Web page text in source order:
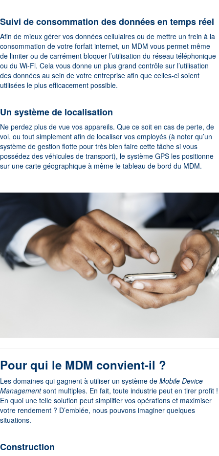
Suivi de consommation des données en temps réel
Afin de mieux gérer vos données cellulaires ou de mettre un frein à la
consommation de votre forfait internet, un MDM vous permet même
de limiter ou de carrément bloquer l’utilisation du réseau téléphonique
ou du Wi-Fi. Cela vous donne un plus grand contrôle sur l’utilisation
des données au sein de votre entreprise afin que celles-ci soient
utilisées le plus efficacement possible.
Un système de localisation
Ne perdez plus de vue vos appareils. Que ce soit en cas de perte, de
vol, ou tout simplement afin de localiser vos employés (à noter qu’un
système de gestion flotte pour très bien faire cette tâche si vous
possédez des véhicules de transport), le système GPS les positionne
sur une carte géographique à même le tableau de bord du MDM.
Pour qui le MDM convient-il ?
Les domaines qui gagnent à utiliser un système de Mobile Device
Managementsont multiples. En fait, toute industrie peut en tirer profit !
En quoi une telle solution peut simplifier vos opérations et maximiser
votre rendement ? D’emblée, nous pouvons imaginer quelques
situations.
Construction